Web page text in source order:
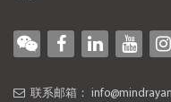
联系邮箱：